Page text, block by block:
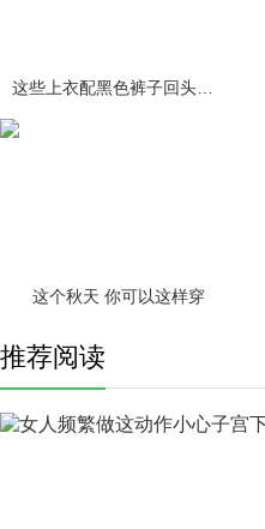
这个秋天 你可以这样穿
推荐阅读